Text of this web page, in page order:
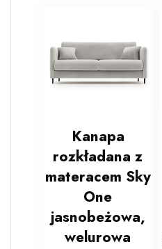
Kanapa
rozkładana z
materacem Sky
One
jasnobeżowa,
welurowa